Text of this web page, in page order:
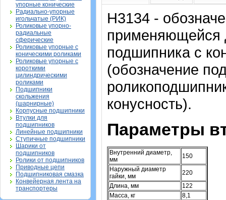
упорные конические
Радиально-упорные
игольчатые (РИК)
Роликовые упорно-
радиальные
сферические
Роликовые упорные с
коническими роликами
Роликовые упорные с
короткими
цилиндрическими
роликами
Подшипники
скольжения
(шарнирные)
Корпусные подшипники
Втулки для
подшипников
Линейные подшипники
Ступичные подшипники
Шарики от
подшипников
Ролики от подшипников
Приводные цепи
Подшипниковая смазка
Конвейерная лента на
транспортеры
H3134 -
применяющейся
подшипника с
(обозначение
конусность).
Параметры
Внутренний диаметр,
мм
150
Наружный диаметр
гайки, мм
220
Длина, мм
122
Масса, кг
8,1